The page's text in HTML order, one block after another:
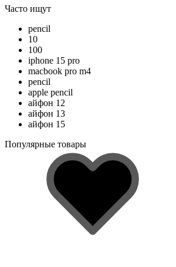
Часто ищут
pencil
10
100
iphone 15 pro
macbook pro m4
pencil
apple pencil
айфон 12
айфон 13
айфон 15
Популярные товары